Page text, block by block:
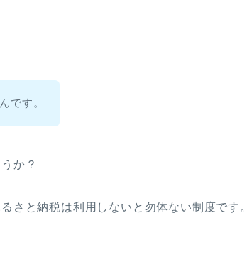
です。
か？
さと納税は利用しないと勿体ない制度です。